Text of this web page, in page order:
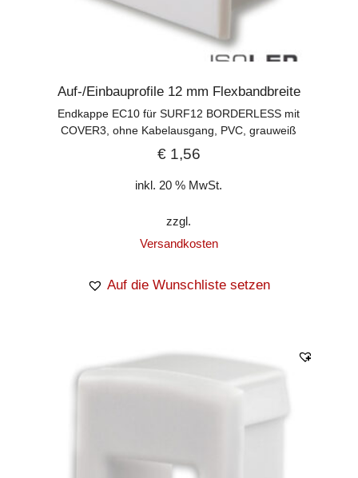
Auf-/Einbauprofile 12 mm Flexbandbreite
Endkappe EC10 für SURF12 BORDERLESS mit
COVER3, ohne Kabelausgang, PVC, grauweiß
€1,56
inkl. 20 % MwSt.
zzgl.
Versandkosten
Auf die Wunschliste setzen